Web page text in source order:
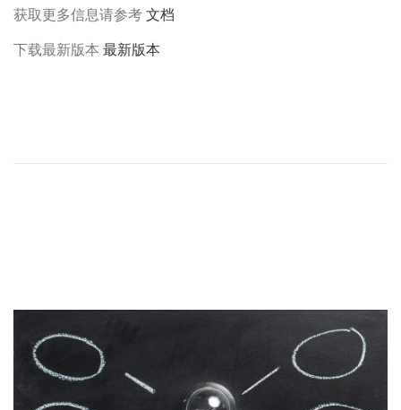
获取更多信息请参考 文档
下载最新版本 最新版本